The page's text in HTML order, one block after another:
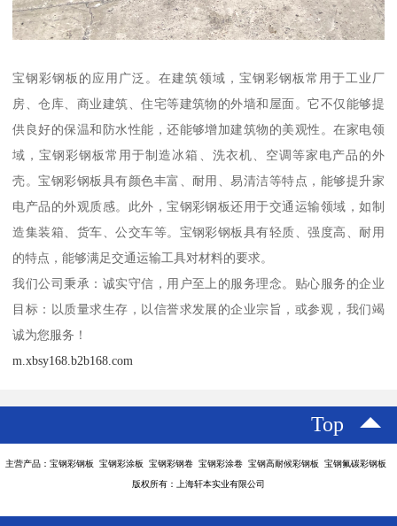
宝钢彩钢板的应用广泛。在建筑领域，宝钢彩钢板常用于工业厂
房、仓库、商业建筑、住宅等建筑物的外墙和屋面。它不仅能够提
供良好的保温和防水性能，还能够增加建筑物的美观性。在家电领
域，宝钢彩钢板常用于制造冰箱、洗衣机、空调等家电产品的外
壳。宝钢彩钢板具有颜色丰富、耐用、易清洁等特点，能够提升家
电产品的外观质感。此外，宝钢彩钢板还用于交通运输领域，如制
造集装箱、货车、公交车等。宝钢彩钢板具有轻质、强度高、耐用
的特点，能够满足交通运输工具对材料的要求。
我们公司秉承：诚实守信，用户至上的服务理念。贴心服务的企业
目标：以质量求生存，以信誉求发展的企业宗旨，或参观，我们竭
诚为您服务！
m.xbsy168.b2b168.com
Top
主营产品：宝钢彩钢板 宝钢彩涂板 宝钢彩钢卷 宝钢彩涂卷 宝钢高耐候彩钢板 宝钢氟碳彩钢板
版权所有：上海轩本实业有限公司